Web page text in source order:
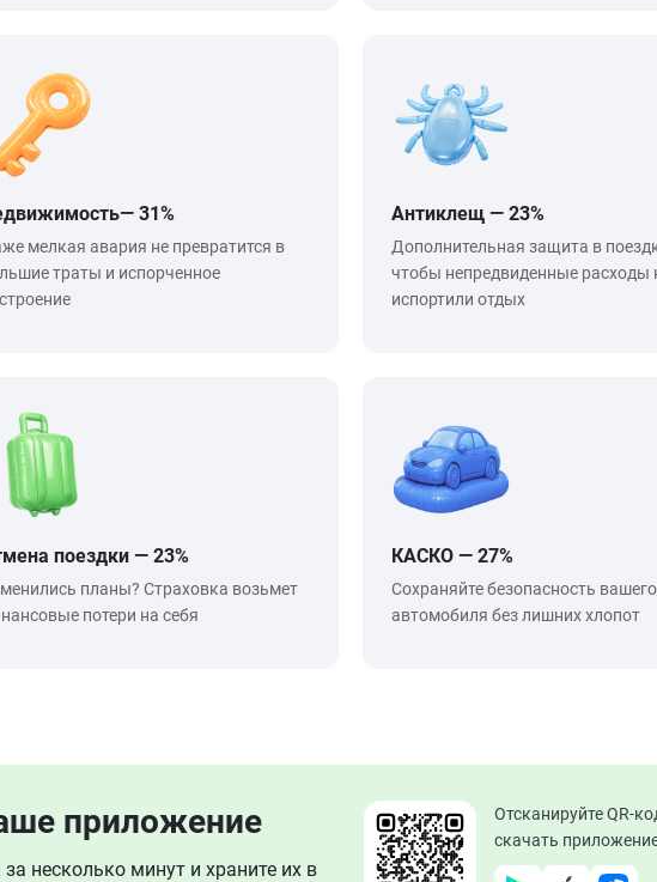
31%
мелкая авария не превратится в
траты и испорченное
Антиклещ — 23%
Дополнительная защита в
чтобы непредвиденные расходы
испортили отдых
поездки — 23%
планы? Страховка возьмет
потери на себя
КАСКО — 27%
Сохраняйте безопасность вашего
автомобиля без лишних хлопот
приложение
несколько минут и храните их в
Отсканируйте QR-
скачать